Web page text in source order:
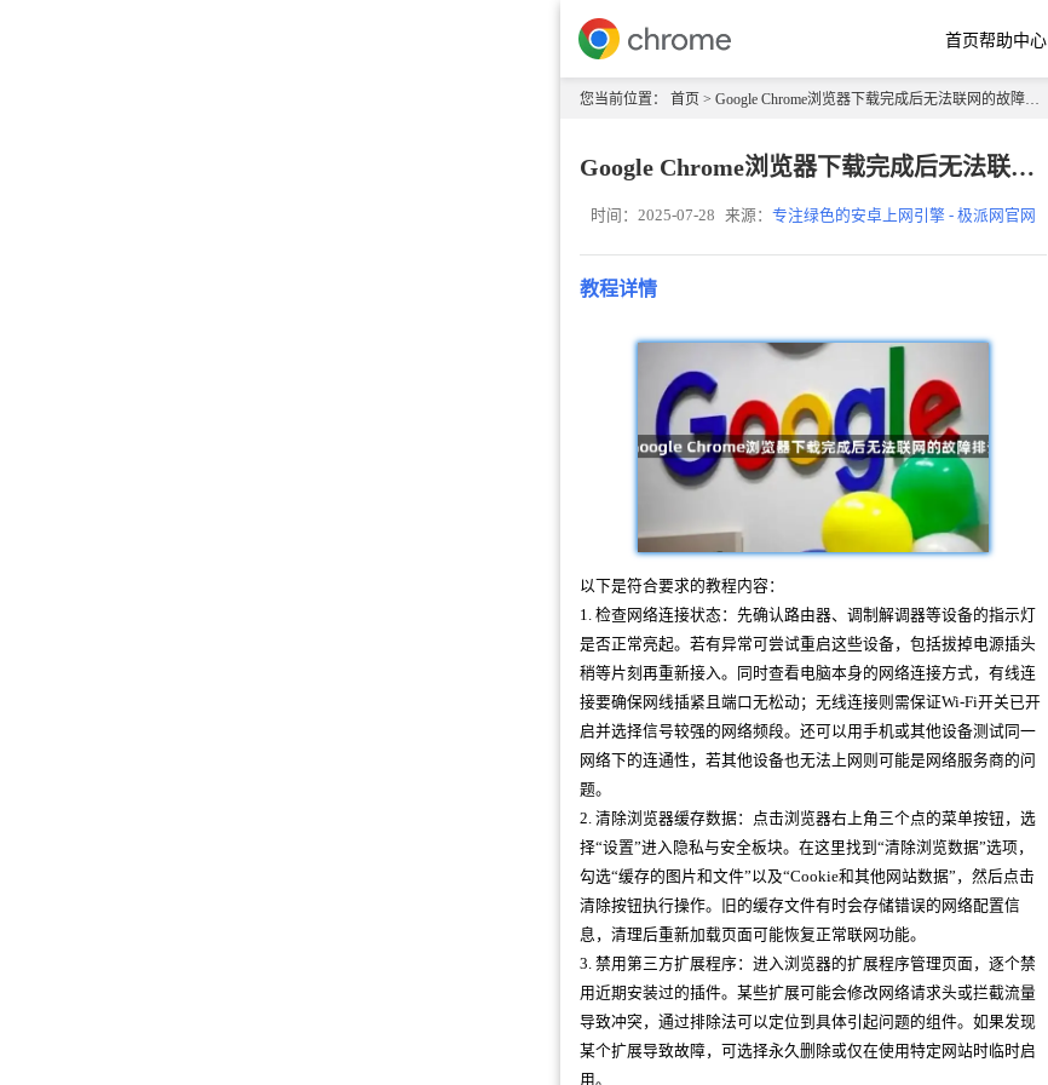
首页帮助中心
您当前位置： 首页 > Google Chrome浏览器下载完成后无法联网的故障排查
Google Chrome浏览器下载完成后无法联网的故障排查
时间：2025-07-28 来源：专注绿色的安卓上网引擎 - 极派网官网
教程详情
以下是符合要求的教程内容：
1. 检查网络连接状态：先确认路由器、调制解调器等设备的指示灯
是否正常亮起。若有异常可尝试重启这些设备，包括拔掉电源插头
稍等片刻再重新接入。同时查看电脑本身的网络连接方式，有线连
接要确保网线插紧且端口无松动；无线连接则需保证Wi-Fi开关已开
启并选择信号较强的网络频段。还可以用手机或其他设备测试同一
网络下的连通性，若其他设备也无法上网则可能是网络服务商的问
题。
2. 清除浏览器缓存数据：点击浏览器右上角三个点的菜单按钮，选
择“设置”进入隐私与安全板块。在这里找到“清除浏览数据”选项，
勾选“缓存的图片和文件”以及“Cookie和其他网站数据”，然后点击
清除按钮执行操作。旧的缓存文件有时会存储错误的网络配置信
息，清理后重新加载页面可能恢复正常联网功能。
3. 禁用第三方扩展程序：进入浏览器的扩展程序管理页面，逐个禁
用近期安装过的插件。某些扩展可能会修改网络请求头或拦截流量
导致冲突，通过排除法可以定位到具体引起问题的组件。如果发现
某个扩展导致故障，可选择永久删除或仅在使用特定网站时临时启
用。